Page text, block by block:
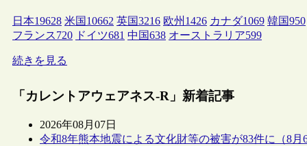
日本19628 米国 10662 英国3216 欧州 1426 カナダ1069 韓国950
フランス720 ドイツ681 中国638 オーストラリア599
続きを見る
「カレントアウェアネス-R」新着記事
2026年08月07日
令和8年熊本地震による文化財等の被害が83件に（8月